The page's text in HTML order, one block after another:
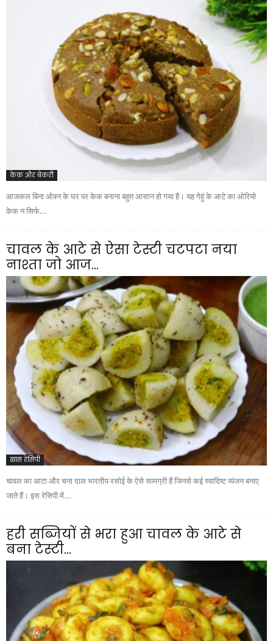
केक और बेकरी
आजकल बिना ओवन के घर पर केक बनाना बहुत आसान हो गया है। यह गेहूं के आटे का ओरियो
केक न सिर्फ...
चावल के आटे से ऐसा टेस्टी चटपटा नया
नाश्ता जो आज...
खास रेसिपी
चावल का आटा और चना दाल भारतीय रसोई के ऐसे सामग्री हैं जिनसे कई स्वादिष्ट व्यंजन बनाए
जाते हैं। इस रेसिपी में...
हरी सब्जियों से भरा हुआ चावल के आटे से
बना टेस्टी...